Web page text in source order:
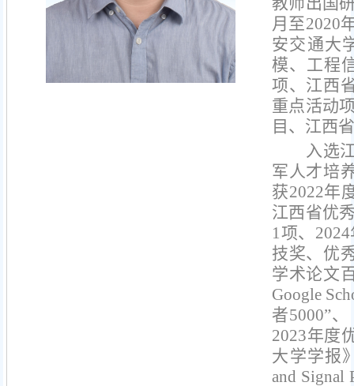
月至2020
安交通大
模、工程
项、江西
重点活动
目、江西
入选
军人才培
获2022年
江西省优
1项、
技奖、优
学术论文
Google
者5000”
2023年度
大学学报
and Signal